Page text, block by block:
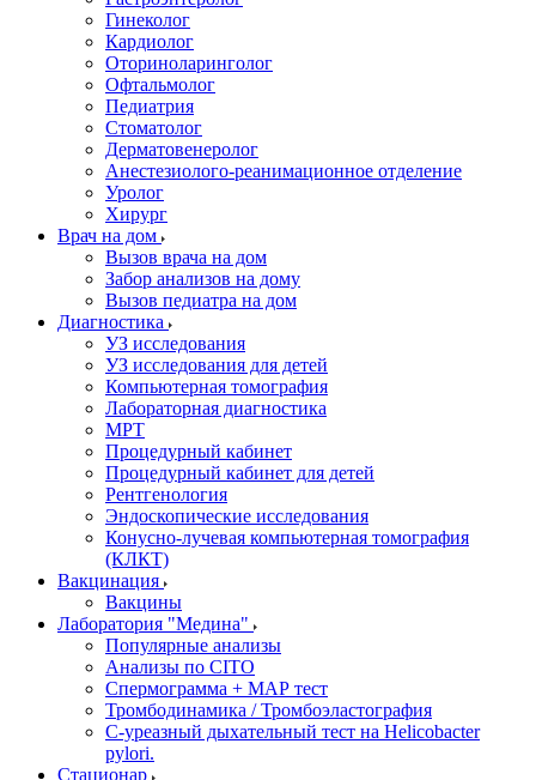
Гинеколог
Кардиолог
Оториноларинголог
Офтальмолог
Педиатрия
Стоматолог
Дерматовенеролог
Анестезиолого-реанимационное отделение
Уролог
Хирург
Врач на дом
Вызов врача на дом
Забор анализов на дому
Вызов педиатра на дом
Диагностика
УЗ исследования
УЗ исследования для детей
Компьютерная томография
Лабораторная диагностика
МРТ
Процедурный кабинет
Процедурный кабинет для детей
Рентгенология
Эндоскопические исследования
Конусно-лучевая компьютерная томография
(КЛКТ)
Вакцинация
Вакцины
Лаборатория "Медина"
Популярные анализы
Анализы по CITO
Спермограмма + МАР тест
Тромбодинамика / Тромбоэластография
С-уреазный дыхательный тест на Helicobacter
pylori.
Стационар